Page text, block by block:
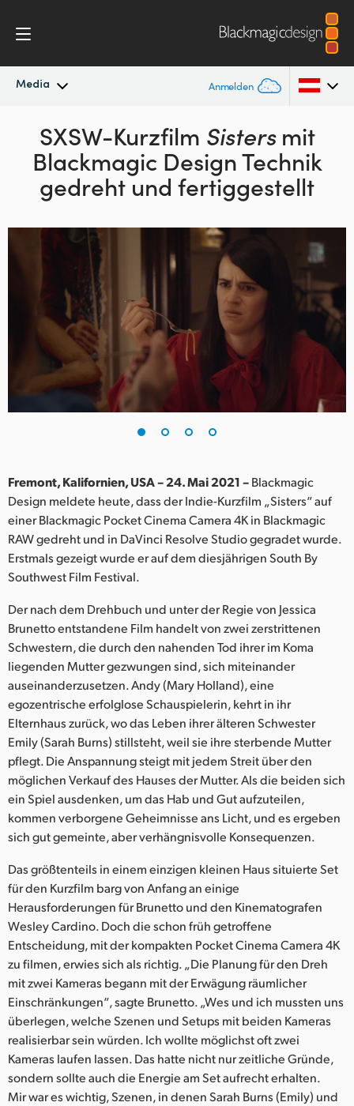
Media Anmelden
Neueste Nachrichten
Nachrichtenarchiv
Argentina
Australia
Austria
Canada
China
Denmark
Finland
India
Italy
Japan
Korea
Mexico
Malaysia
Netherlands
New Zealand
Norway
Portugal
Singapore
South Africa
Spain
Sweden
Chinese Taipei
Turkey
UAE
SXSW-Kurzfilm Sistersmit
Blackmagic Design Technik
gedreht und fertiggestellt
Fremont, Kalifornien, USA – 24. Mai 2021 –Blackmagic
Design meldete heute, dass der Indie-Kurzfilm „Sisters“ auf
einer Blackmagic Pocket Cinema Camera 4K in Blackmagic
RAW gedreht und in DaVinci Resolve Studio gegradet wurde.
Erstmals gezeigt wurde er auf dem diesjährigen South By
Southwest Film Festival.
Der nach dem Drehbuch und unter der Regie von Jessica
Brunetto entstandene Film handelt von zwei zerstrittenen
Schwestern, die durch den nahenden Tod ihrer im Koma
liegenden Mutter gezwungen sind, sich miteinander
auseinanderzusetzen. Andy (Mary Holland), eine
egozentrische erfolglose Schauspielerin, kehrt in ihr
Elternhaus zurück, wo das Leben ihrer älteren Schwester
Emily (Sarah Burns) stillsteht, weil sie ihre sterbende Mutter
pflegt. Die Anspannung steigt mit jedem Streit über den
möglichen Verkauf des Hauses der Mutter. Als die beiden sich
ein Spiel ausdenken, um das Hab und Gut aufzuteilen,
kommen verborgene Geheimnisse ans Licht, und es ergeben
sich gut gemeinte, aber verhängnisvolle Konsequenzen.
Das größtenteils in einem einzigen kleinen Haus situierte Set
für den Kurzfilm barg von Anfang an einige
Herausforderungen für Brunetto und den Kinematografen
Wesley Cardino. Doch die schon früh getroffene
Entscheidung, mit der kompakten Pocket Cinema Camera 4K
zu filmen, erwies sich als richtig. „Die Planung für den Dreh
mit zwei Kameras begann mit der Erwägung räumlicher
Einschränkungen“, sagte Brunetto. „Wes und ich mussten uns
überlegen, welche Szenen und Setups mit beiden Kameras
realisierbar sein würden. Ich wollte möglichst oft zwei
Kameras laufen lassen. Das hatte nicht nur zeitliche Gründe,
sondern sollte auch die Energie am Set aufrecht erhalten.
Mir war es wichtig, Szenen, in denen Sarah Burns (Emily) und